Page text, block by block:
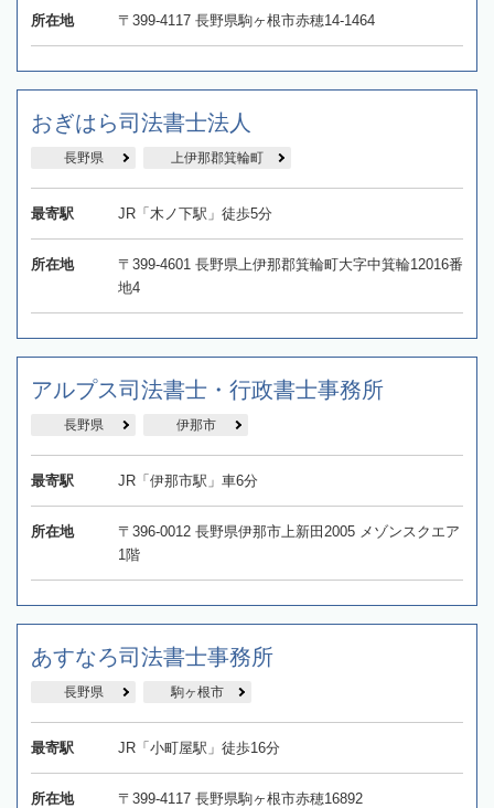
所在地 〒399-4117​ 長野県駒ヶ根市赤穂14-1464
おぎはら司法書士法人
長野県 上伊那郡箕輪町
最寄駅 JR「木ノ下駅」徒歩5分
所在地
〒399-4601 長野県上伊那郡箕輪町大字中箕輪12016番
地4
アルプス司法書士・行政書士事務所
長野県 伊那市
最寄駅 JR「伊那市駅」車6分
所在地
〒396-0012 長野県伊那市上新田2005 メゾンスクエア
1階
あすなろ司法書士事務所
長野県 駒ヶ根市
最寄駅 JR「小町屋駅」徒歩16分
所在地 〒399-4117 長野県駒ヶ根市赤穂16892